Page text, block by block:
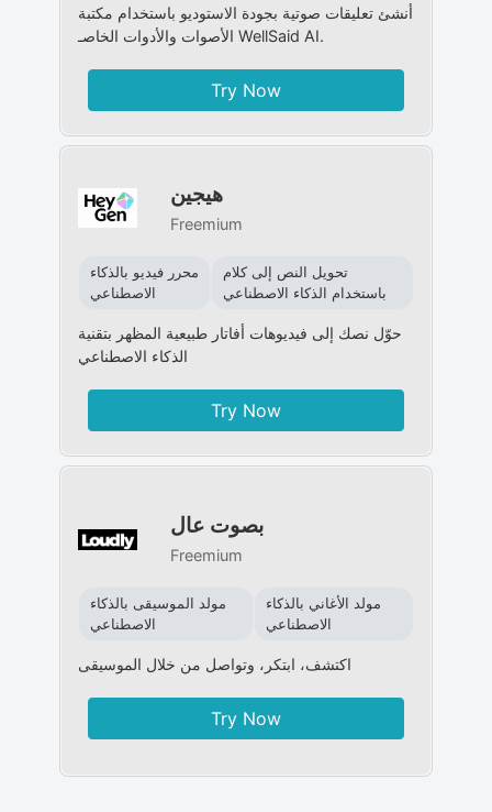
أنشئ تعليقات صوتية بجودة الاستوديو باستخدام مكتبة
الأصوات والأدوات الخاصـ WellSaid AI.
Try Now
هيجين
Freemium
محرر فيديو بالذكاء
الاصطناعي
تحويل النص إلى كلام
باستخدام الذكاء الاصطناعي
حوّل نصك إلى فيديوهات أفاتار طبيعية المظهر بتقنية
الذكاء الاصطناعي
Try Now
بصوت عال
Freemium
مولد الموسيقى بالذكاء
الاصطناعي
مولد الأغاني بالذكاء
الاصطناعي
اكتشف، ابتكر، وتواصل من خلال الموسيقى
Try Now